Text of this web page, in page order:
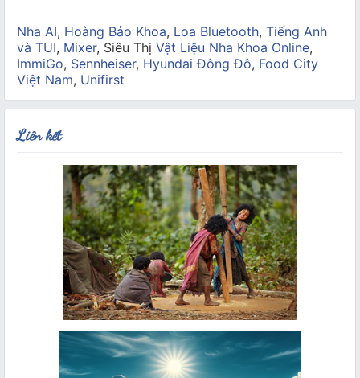
Nha AI, Hoàng Bảo Khoa, Loa Bluetooth, Tiếng Anh
và TUI, Mixer, Siêu Thị Vật Liệu Nha Khoa Online,
ImmiGo, Sennheiser, Hyundai Đông Đô, Food City
Việt Nam, Unifirst
Liên kết